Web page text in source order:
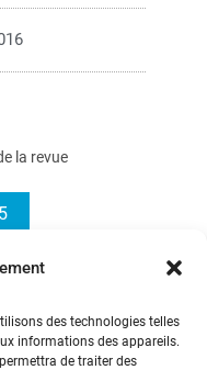
des technologies telles
informations des appareils.
de traiter des
la revue